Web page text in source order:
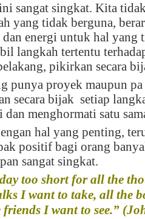
sangat singkat. Kita
yang tidak berguna,
energi untuk hal yang
langkah tertentu
pikirkan secara
punya proyek maupun
secara bijak setiap
dan menghormati satu
hal yang penting,
positif bagi orang
sangat singkat.
too short for all the
I want to take, all the
I want to see.”